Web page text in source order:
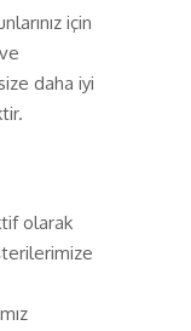
için
daha iyi
olarak